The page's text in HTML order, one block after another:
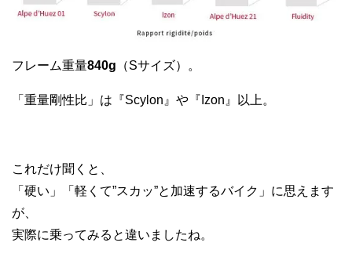
フレーム重量840g （Sサイズ）。
「重量剛性比」は『Scylon』や『Izon』以上。
これだけ聞くと、
「硬い」「軽くて”スカッ”と加速するバイク」に思えます
が、
実際に乗ってみると違いましたね。